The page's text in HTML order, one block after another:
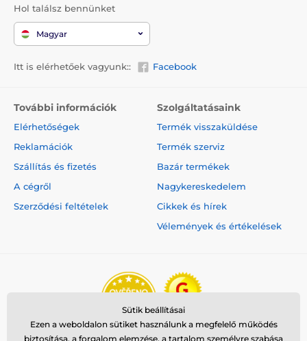
Hol találsz bennünket
Magyar
Itt is elérhetőek vagyunk:: Facebook
További információk
Elérhetőségek
Reklamációk
Szállítás és fizetés
A cégről
Szerződési feltételek
Szolgáltatásaink
Termék visszaküldése
Termék szerviz
Bazár termékek
Nagykereskedelem
Cikkek és hírek
Vélemények és értékelések
Sütik beállításai
Ezen a weboldalon sütiket használunk a megfelelő működés
biztosítása, a forgalom elemzése, a tartalom személyre szabása